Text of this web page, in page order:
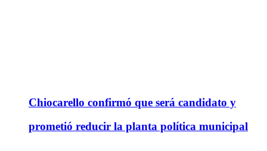
Chiocarello confirmó que será candidato y
prometió reducir la planta política municipal